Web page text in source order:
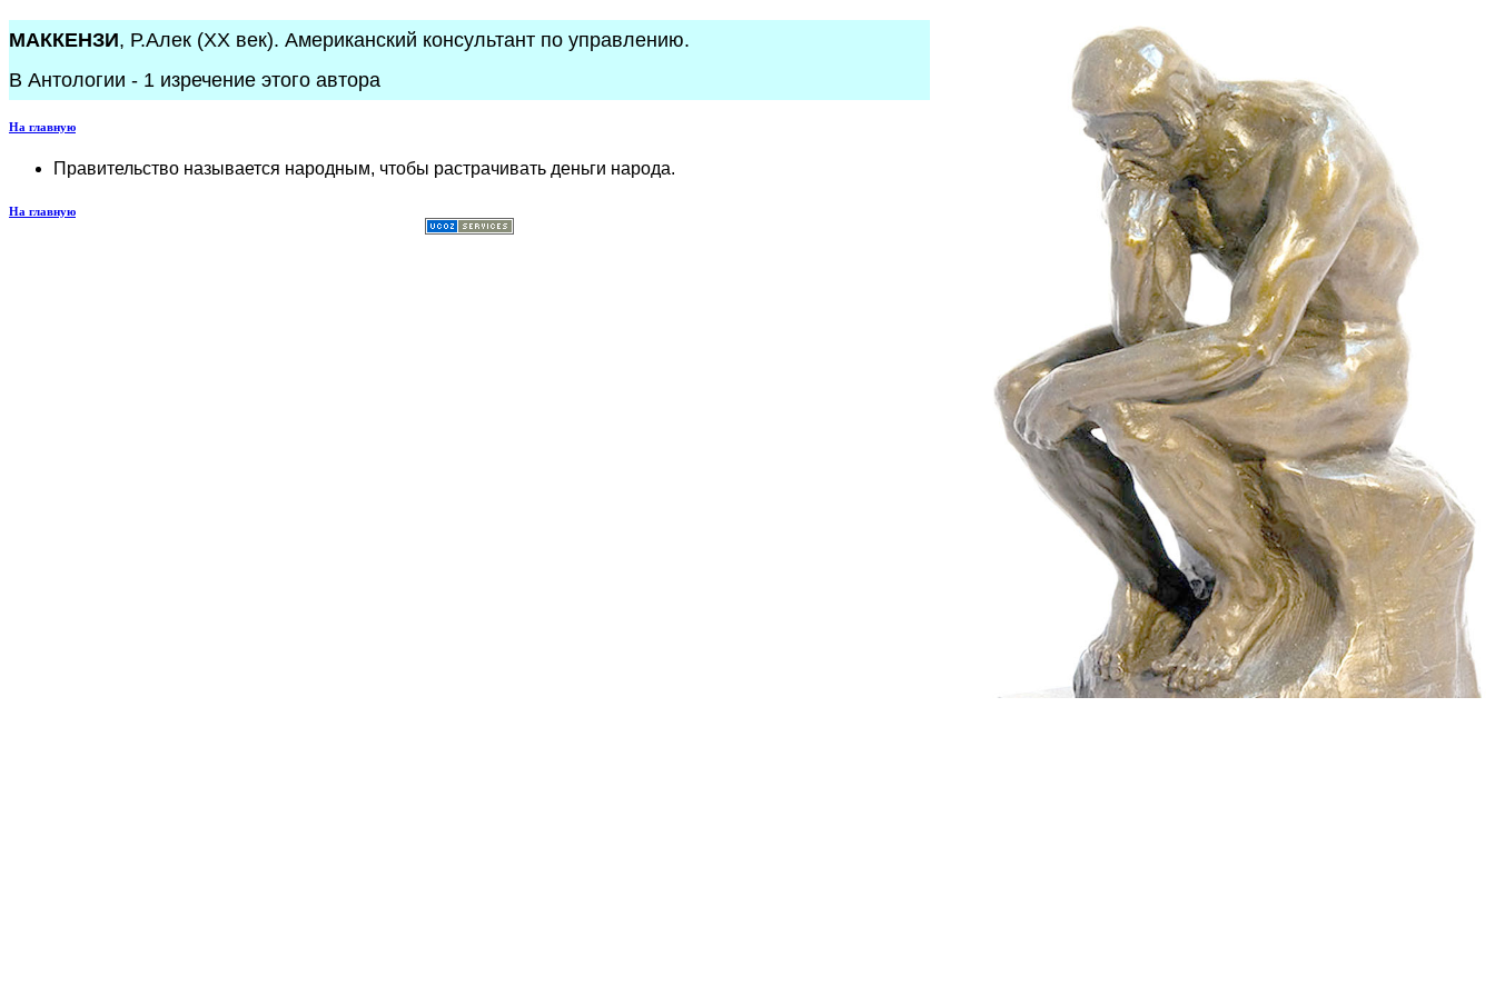
МАККЕНЗИ, Р.Алек (XX век). Американский консультант по управлению.
В Антологии - 1 изречение этого автора
На главную
Правительство называется народным, чтобы растрачивать деньги народа.
На главную